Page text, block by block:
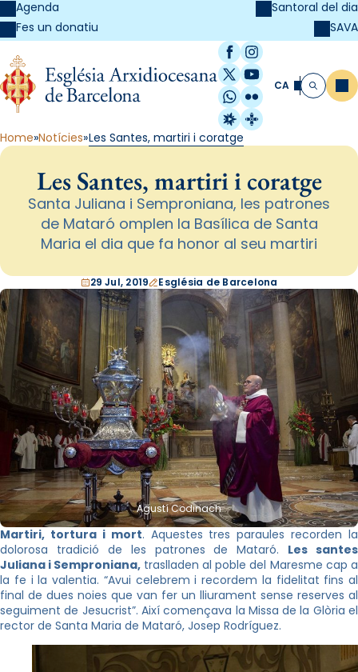
Agenda
Fes un donatiu
Santoral del dia
SAVA
Facebook
Instagram
X / Twitter
YouTube
WhatsApp
Flickr
Radio Estel
Catalunya
CA Cerca
Home Notícies Les Santes, martiri i coratge
Les Santes, martiri i coratge
Santa Juliana i Semproniana, les patrones
de Mataró omplen la Basílica de Santa
Maria el dia que fa honor al seu martiri
29 Jul, 2019 Església de Barcelona
Agustí Codinach
Martiri, tortura i mort. Aquestes tres paraules recorden la
dolorosa tradició de les patrones de Mataró. Les santes
Juliana i Semproniana, traslladen al poble del Maresme cap a
la fe i la valentia. “Avui celebrem i recordem la fidelitat fins al
final de dues noies que van fer un lliurament sense reserves al
seguiment de Jesucrist”. Així començava la Missa de la Glòria el
rector de Santa Maria de Mataró, Josep Rodríguez.